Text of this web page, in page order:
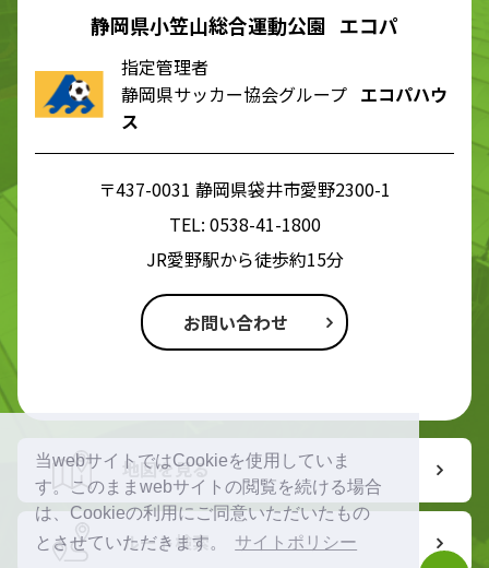
当webサイトではCookieを使用していま
す。このままwebサイトの閲覧を続ける場合
は、Cookieの利用にご同意いただいたもの
とさせていただきます。
サイトポリシー
静岡県小笠山総合運動公園 エコパ
指定管理者
静岡県サッカー協会グループ エコパハウ
ス
〒437-0031 静岡県袋井市愛野2300-1
TEL: 0538-41-1800
JR愛野駅から徒歩約15分
お問い合わせ
地図を見る
ルート検索